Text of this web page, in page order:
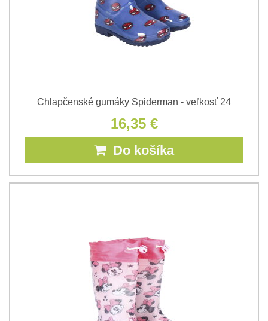
Chlapčenské gumáky Spiderman - veľkosť 24
16,35 €
Do košíka